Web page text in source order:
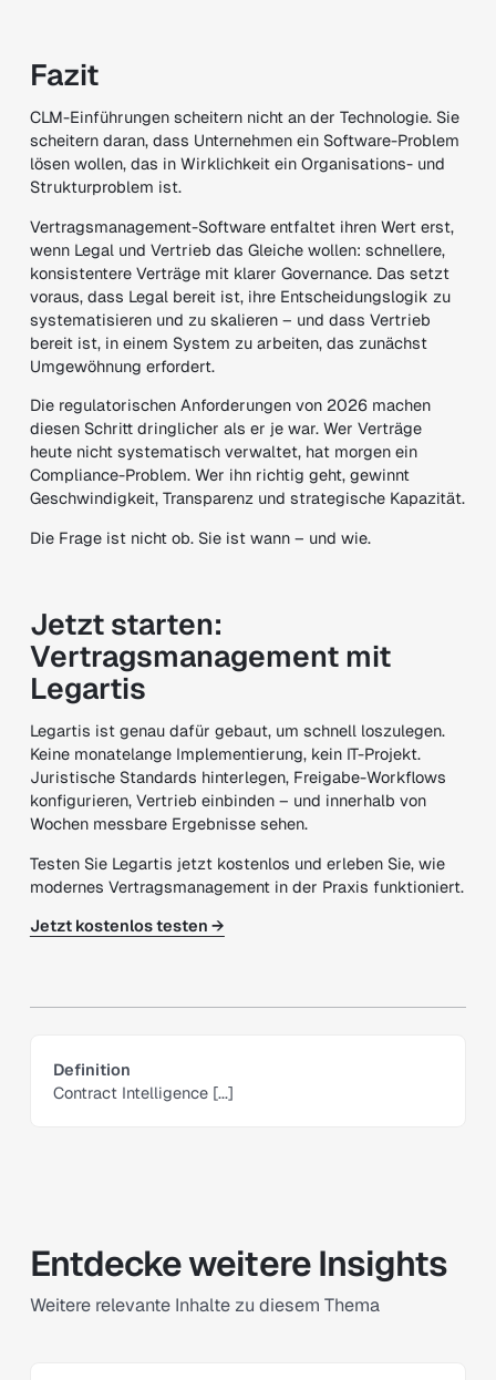
Fazit
CLM-Einführungen scheitern nicht an der Technologie. Sie
scheitern daran, dass Unternehmen ein Software-Problem
lösen wollen, das in Wirklichkeit ein Organisations- und
Strukturproblem ist.
Vertragsmanagement-Software entfaltet ihren Wert erst,
wenn Legal und Vertrieb das Gleiche wollen: schnellere,
konsistentere Verträge mit klarer Governance. Das setzt
voraus, dass Legal bereit ist, ihre Entscheidungslogik zu
systematisieren und zu skalieren – und dass Vertrieb
bereit ist, in einem System zu arbeiten, das zunächst
Umgewöhnung erfordert.
Die regulatorischen Anforderungen von 2026 machen
diesen Schritt dringlicher als er je war. Wer Verträge
heute nicht systematisch verwaltet, hat morgen ein
Compliance-Problem. Wer ihn richtig geht, gewinnt
Geschwindigkeit, Transparenz und strategische Kapazität.
Die Frage ist nicht ob. Sie ist wann – und wie.
Jetzt starten:
Vertragsmanagement mit
Legartis
Legartis ist genau dafür gebaut, um schnell loszulegen.
Keine monatelange Implementierung, kein IT-Projekt.
Juristische Standards hinterlegen, Freigabe-Workflows
konfigurieren, Vertrieb einbinden – und innerhalb von
Wochen messbare Ergebnisse sehen.
Testen Sie Legartis jetzt kostenlos und erleben Sie, wie
modernes Vertragsmanagement in der Praxis funktioniert.
Jetzt kostenlos testen →
Definition
Contract Intelligence [...]
Entdecke weitere Insights
Weitere relevante Inhalte zu diesem Thema